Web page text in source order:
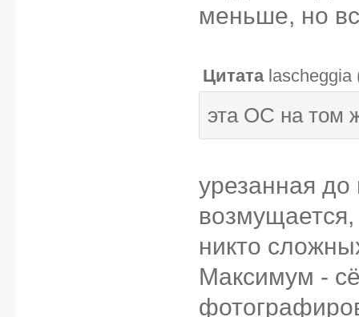
меньше, но
Цитата lascheggia
эта ОС на том
урезанная
никто
Максимум -